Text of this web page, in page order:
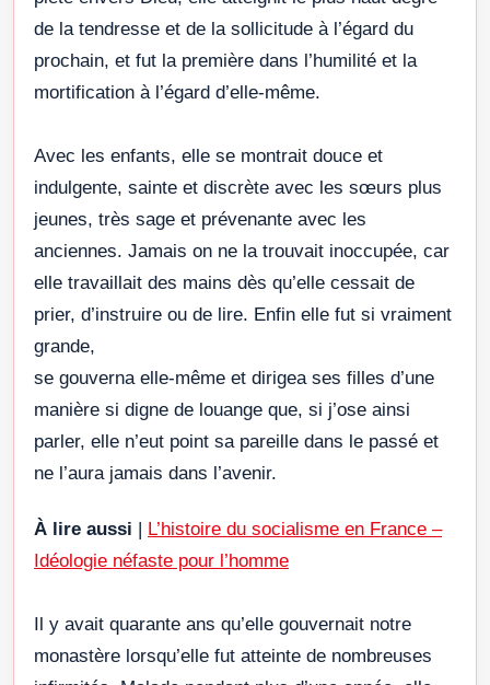
de la tendresse et de la sollicitude à l’égard du
prochain, et fut la première dans l’humilité et la
mortification à l’égard d’elle-même.
Avec les enfants, elle se montrait douce et
indulgente, sainte et discrète avec les sœurs plus
jeunes, très sage et prévenante avec les
anciennes. Jamais on ne la trouvait inoccupée, car
elle travaillait des mains dès qu’elle cessait de
prier, d’instruire ou de lire. Enfin elle fut si vraiment
grande,
se gouverna elle-même et dirigea ses filles d’une
manière si digne de louange que, si j’ose ainsi
parler, elle n’eut point sa pareille dans le passé et
ne l’aura jamais dans l’avenir.
À lire aussi | L’histoire du socialisme en France –
Idéologie néfaste pour l’homme
Il y avait quarante ans qu’elle gouvernait notre
monastère lorsqu’elle fut atteinte de nombreuses